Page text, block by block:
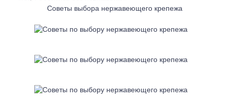
Советы выбора нержавеющего крепежа